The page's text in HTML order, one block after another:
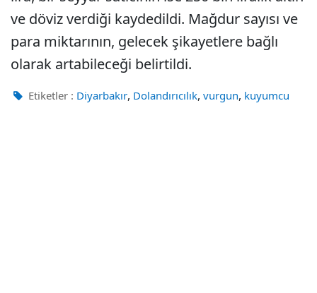
ve döviz verdiği kaydedildi. Mağdur sayısı ve
para miktarının, gelecek şikayetlere bağlı
olarak artabileceği belirtildi.
Etiketler : Diyarbakır, Dolandırıcılık, vurgun, kuyumcu